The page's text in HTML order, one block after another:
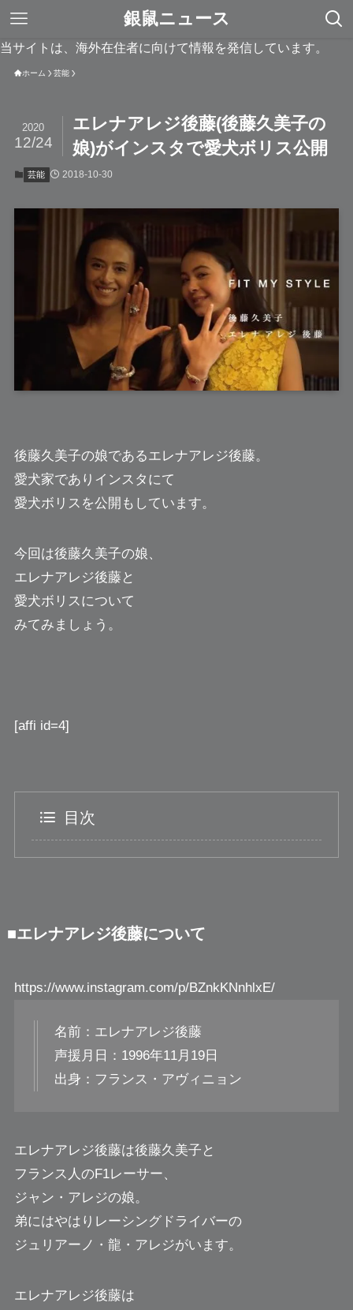
銀鼠ニュース
当サイトは、海外在住者に向けて情報を発信しています。
ホーム 芸能
エレナアレジ後藤(後藤久美子の
娘)がインスタで愛犬ボリス公開
2020
12/24
芸能 2018-10-30
後藤久美子の娘であるエレナアレジ後藤。
愛犬家でありインスタにて
愛犬ボリスを公開もしています。
今回は後藤久美子の娘、
エレナアレジ後藤と
愛犬ボリスについて
みてみましょう。
[affi id=4]
目次
■エレナアレジ後藤について
https://www.instagram.com/p/BZnkKNnhlxE/
名前：エレナアレジ後藤
声援月日：1996年11月19日
出身：フランス・アヴィニョン
エレナアレジ後藤は後藤久美子と
フランス人のF1レーサー、
ジャン・アレジの娘。
弟にはやはりレーシングドライバーの
ジュリアーノ・龍・アレジがいます。
エレナアレジ後藤は